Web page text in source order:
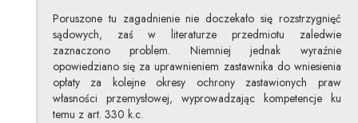
Poruszone tu zagadnienie nie doczekało się rozstrzygnięć
sądowych, zaś w literaturze przedmiotu zaledwie
zaznaczono problem. Niemniej jednak wyraźnie
opowiedziano się za uprawnieniem zastawnika do wniesienia
opłaty za kolejne okresy ochrony zastawionych praw
własności przemysłowej, wyprowadzając kompetencje ku
temu z art. 330 k.c.